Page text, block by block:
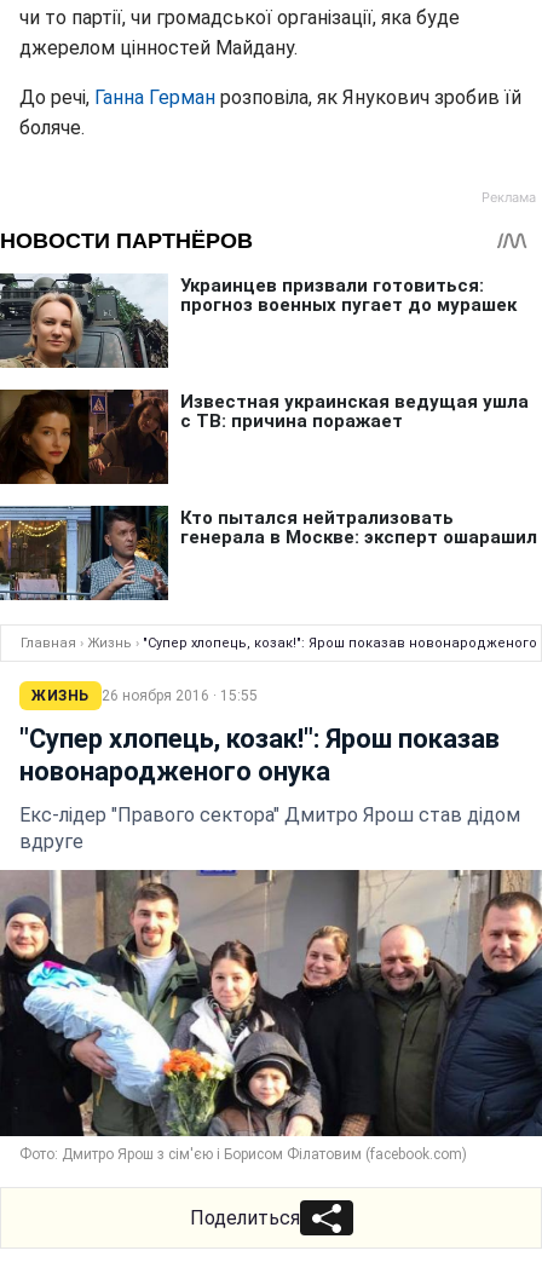
чи то партії, чи громадської організації, яка буде
джерелом цінностей Майдану.
До речі, Ганна Герман розповіла, як Янукович зробив їй
боляче.
Главная › Жизнь › "Супер хлопець, козак!": Ярош показав новонародженого
ЖИЗНЬ 26 ноября 2016 · 15:55
"Супер хлопець, козак!": Ярош показав
новонародженого онука
Екс-лідер "Правого сектора" Дмитро Ярош став дідом
вдруге
Фото: Дмитро Ярош з сім'єю і Борисом Філатовим (facebook.com)
Поделиться